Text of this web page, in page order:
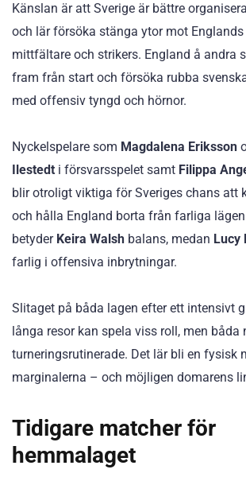
Känslan är att Sverige är bättre
och lär försöka stänga ytor mot
mittfältare och strikers. England å andra
fram från start och försöka rubba
med offensiv tyngd och hörnor.
Nyckelspelare som Magdalena Eriksson
Ilestedt i försvarsspelet samt Filippa
blir otroligt viktiga för Sveriges chans att
och hålla England borta från farliga
betyder Keira Walsh balans, medan Lucy
farlig i offensiva inbrytningar.
Slitaget på båda lagen efter ett intensivt
långa resor kan spela viss roll, men båda
turneringsrutinerade. Det lär bli en fysisk
marginalerna – och möjligen domarens
Tidigare matcher för
hemmalaget